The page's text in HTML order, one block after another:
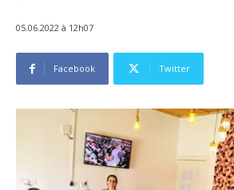
05.06.2022 à 12h07
Facebook Twitter